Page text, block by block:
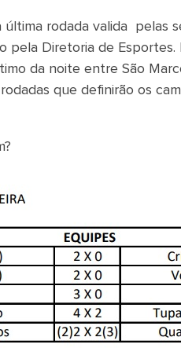
última rodada valida pelas
pela Diretoria de
da noite entre São
que definirão os